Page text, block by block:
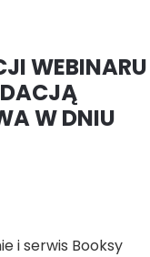
WEBINARU
W DNIU
i serwis Booksy